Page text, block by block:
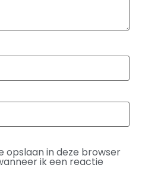
opslaan in deze browser
ik een reactie